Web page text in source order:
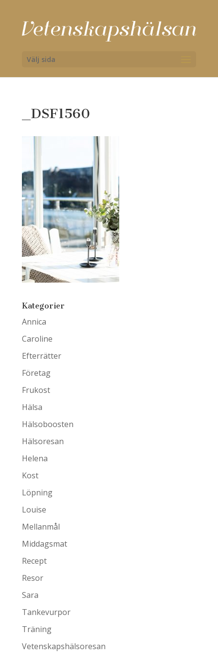
Välj sida
_DSF1560
Kategorier
Annica
Caroline
Efterrätter
Företag
Frukost
Hälsa
Hälsoboosten
Hälsoresan
Helena
Kost
Löpning
Louise
Mellanmål
Middagsmat
Recept
Resor
Sara
Tankevurpor
Träning
Vetenskapshälsoresan